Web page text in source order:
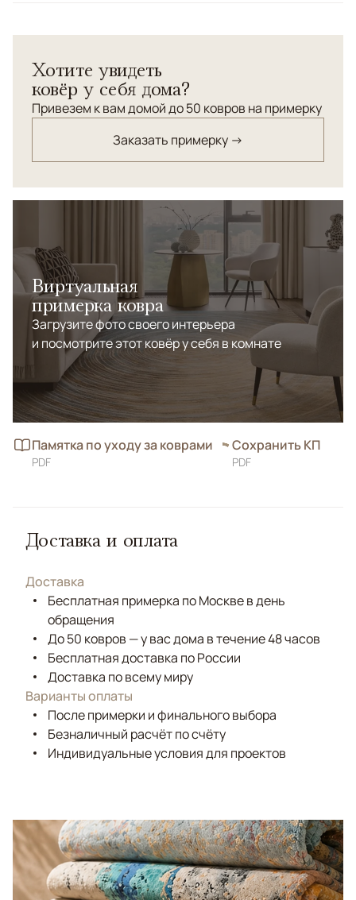
спальной зоны с акцентом на комфорт, симметрию и
тактильное качество. Лаконичная вытянутая форма
позволяют коврам органично вписаться в интерьер,
Хотите увидеть
ковёр у себя дома?
Привезем к вам домой до 50 ковров на примерку
Заказать примерку →
Виртуальная
примерка ковра
Загрузите фото своего интерьера
и посмотрите этот ковёр у себя в комнате
Памятка по уходу за коврами
PDF
Сохранить КП
PDF
Доставка и оплата
Доставка
Бесплатная примерка по Москве в день
обращения
До 50 ковров — у вас дома в течение 48 часов
Бесплатная доставка по России
Доставка по всему миру
Варианты оплаты
После примерки и финального выбора
Безналичный расчёт по счёту
Индивидуальные условия для проектов